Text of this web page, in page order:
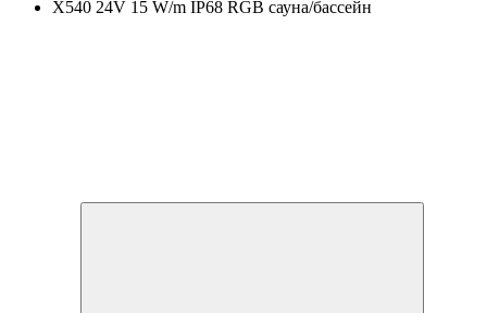
X540 24V 15 W/m IP68 RGB сауна/бассейн